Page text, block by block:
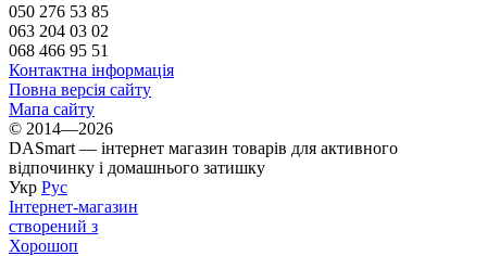
050 276 53 85
063 204 03 02
068 466 95 51
Контактна інформація
Повна версія сайту
Мапа сайту
© 2014—2026
DASmart — інтернет магазин товарів для активного
відпочинку і домашнього затишку
Укр Рус
Інтернет-магазин
створений з
Хорошоп